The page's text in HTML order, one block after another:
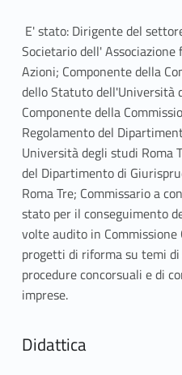
E' stato: Dirigente del
Societario dell'
Azioni; Componente della
dello Statuto dell'Università
Componente della
Regolamento del
Università degli studi Roma
del Dipartimento di
Roma Tre; Commissario a
stato per il conseguimento
volte audito in
progetti di riforma su temi
procedure concorsuali e di
imprese.
Didattica